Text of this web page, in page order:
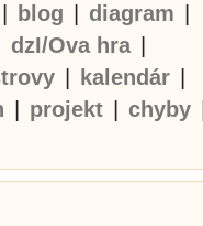
blog diagram
dzI/Ova hra
kalendár
projekt chyby